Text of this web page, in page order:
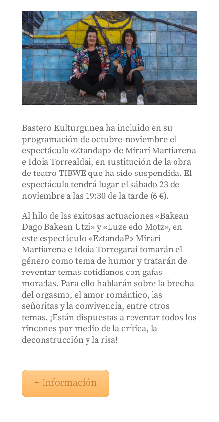
Bastero Kulturgunea ha incluido en su
programación de octubre-noviembre el
espectáculo «Ztandap» de Mirari Martiarena
e Idoia Torrealdai, en sustitución de la obra
de teatro TIBWE que ha sido suspendida. El
espectáculo tendrá lugar el sábado 23 de
noviembre a las 19:30 de la tarde (6 €).
Al hilo de las exitosas actuaciones «Bakean
Dago Bakean Utzi» y «Luze edo Motz», en
este espectáculo «EztandaP» Mirari
Martiarena e Idoia Torregarai tomarán el
género como tema de humor y tratarán de
reventar temas cotidianos con gafas
moradas. Para ello hablarán sobre la brecha
del orgasmo, el amor romántico, las
señoritas y la convivencia, entre otros
temas. ¡Están dispuestas a reventar todos los
rincones por medio de la crítica, la
deconstrucción y la risa!
+ Información